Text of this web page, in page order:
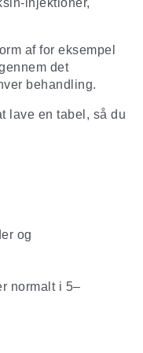
injektioner,
af for eksempel
det
behandling.
lave en tabel, så du
og
normalt i 5–